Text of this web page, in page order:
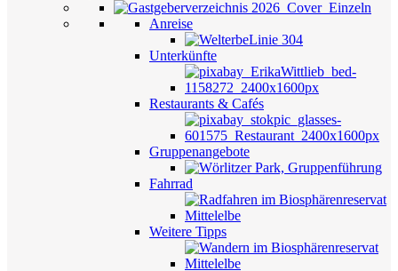
Anreise
Unterkünfte
Restaurants & Cafés
Gruppenangebote
Fahrrad
Weitere Tipps